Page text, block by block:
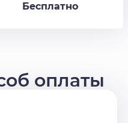
Бесплатно
оплаты